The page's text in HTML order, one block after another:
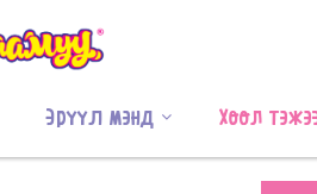
Эрүүл мэнд Хоол